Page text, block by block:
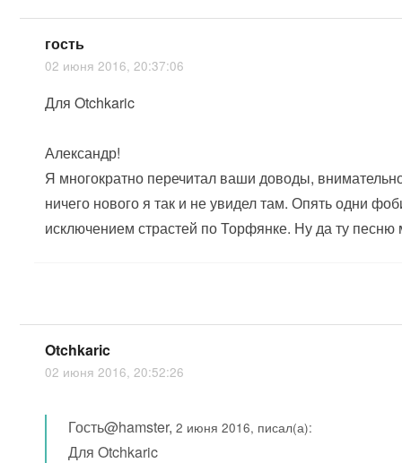
гость
02 июня 2016, 20:37:06
Для Otchkaric
Александр!
Я многократно перечитал ваши доводы,
ничего нового я так и не увидел там. Опять одни
исключением страстей по Торфянке. Ну да ту
Otchkaric
02 июня 2016, 20:52:26
Гость@hamster,2 июня 2016, писал(а):
Для Otchkaric